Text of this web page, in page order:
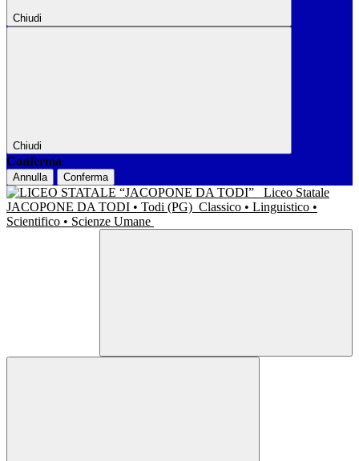
Chiudi
Chiudi
Conferma
Annulla Conferma
Liceo Statale
JACOPONE DA TODI • Todi (PG) Classico • Linguistico •
Scientifico • Scienze Umane